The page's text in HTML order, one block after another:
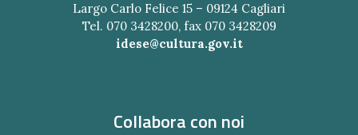
Largo Carlo Felice 15 – 09124 Cagliari
Tel. 070 3428200, fax 070 3428209
idese@cultura.gov.it
Collabora con noi